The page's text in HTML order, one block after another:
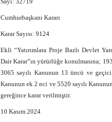
Cumhurbaşkanı Kararı
Karar Sayısı: 9124
Ekli “Yatırımlara Proje Bazlı Devlet
Dair Karar”ın yürürlüğe konulmasına;
3065 sayılı Kanunun 13 üncü ve
Kanunun ek 2 nci ve 5520 sayılı
gereğince karar verilmiştir.
10 Kasım 2024